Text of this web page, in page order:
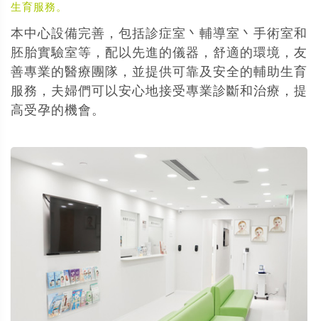
生育服務。
本中心設備完善，包括診症室丶輔導室丶手術室和
胚胎實驗室等，配以先進的儀器，舒適的環境，友
善專業的醫療團隊，並提供可靠及安全的輔助生育
服務，夫婦們可以安心地接受專業診斷和治療，提
高受孕的機會。